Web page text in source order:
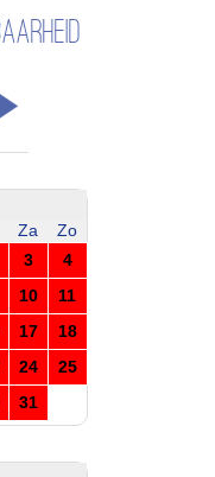
Za
Zo
3
4
10
11
17
18
24
25
31